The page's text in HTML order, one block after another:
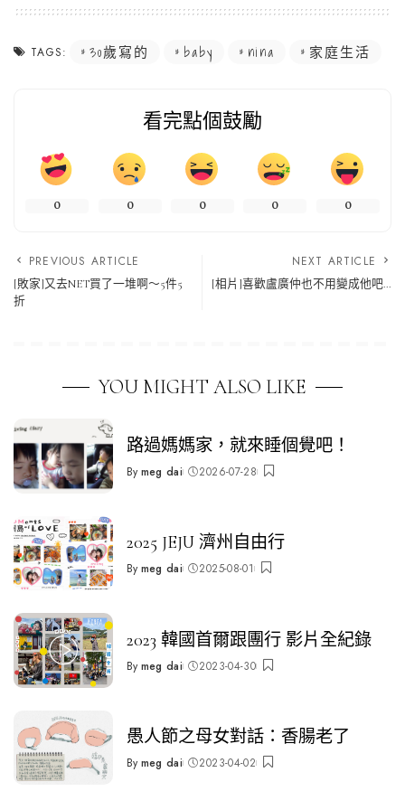
TAGS: 30歲寫的 baby nina 家庭生活
看完點個鼓勵
0 0 0 0 0
PREVIOUS ARTICLE
[敗家]又去NET買了一堆啊～5件5
折
NEXT ARTICLE
[相片]喜歡盧廣仲也不用變成他吧…
YOU MIGHT ALSO LIKE
路過媽媽家，就來睡個覺吧！
Posted
By meg dai 2026-07-28
2025 JEJU 濟州自由行
Posted
By meg dai 2025-08-01
2023 韓國首爾跟團行 影片全紀錄
Posted
By meg dai 2023-04-30
愚人節之母女對話：香腸老了
Posted
By meg dai 2023-04-02